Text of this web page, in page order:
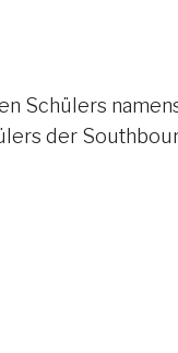
Schülers
der